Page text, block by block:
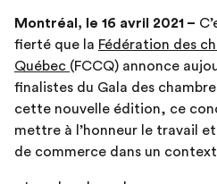
Montréal, le 16 avril 2021 –
fierté que la Fédération des
Québec (FCCQ) annonce
finalistes du Gala des
cette nouvelle édition, ce
mettre à l’honneur le travail
de commerce dans un